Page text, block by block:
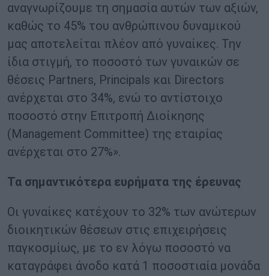
αναγνωρίζουμε τη σημασία αυτών των αξιών,
καθώς το 45% του ανθρώπινου δυναμικού
μας αποτελείται πλέον από γυναίκες. Την
ίδια στιγμή, το ποσοστό των γυναικών σε
θέσεις Partners, Principals και Directors
ανέρχεται στο 34%, ενώ το αντίστοιχο
ποσοστό στην Επιτροπή Διοίκησης
(Management Committee) της εταιρίας
ανέρχεται στο 27%».
Τα σημαντικότερα ευρήματα της έρευνας
Οι γυναίκες κατέχουν το 32% των ανώτερων
διοικητικών θέσεων στις επιχειρήσεις
παγκοσμίως, με το εν λόγω ποσοστό να
καταγράφει άνοδο κατά 1 ποσοστιαία μονάδα